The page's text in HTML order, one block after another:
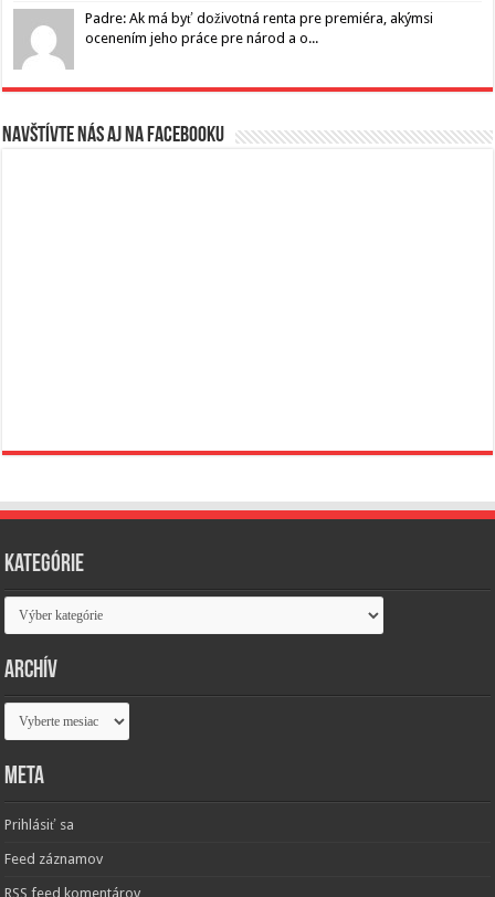
Padre: Ak má byť doživotná renta pre premiéra, akýmsi
ocenením jeho práce pre národ a o...
Navštívte nás aj na Facebooku
Kategórie
Kategórie
Archív
Archív
Meta
Prihlásiť sa
Feed záznamov
RSS feed komentárov